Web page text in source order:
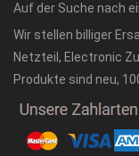
Auf der Suche nach
Wir stellen billiger
Netzteil, Electronic
Produkte sind neu,